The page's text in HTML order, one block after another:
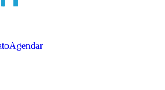
Agendar